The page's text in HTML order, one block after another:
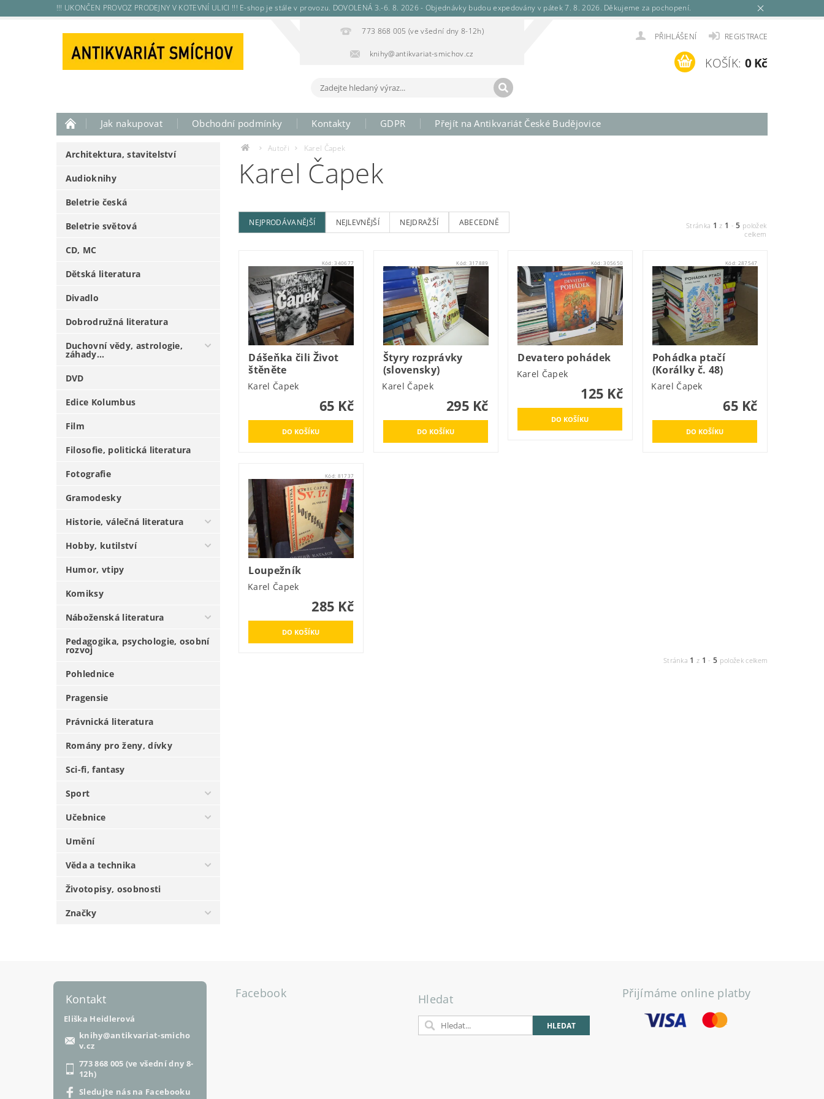
!!! UKONČEN PROVOZ PRODEJNY V KOTEVNÍ ULICI !!! E-shop je stále v provozu. DOVOLENÁ 3.-6. 8. 2026 - Objednávky budou expedovány v pátek 7. 8. 2026. Děkujeme za pochopení.
773 868 005 (ve všední dny 8-12h)
knihy@antikvariat-smichov.cz
PŘIHLÁŠENÍ REGISTRACE
KOŠÍK: 0 Kč
Jak nakupovat Obchodní podmínky Kontakty GDPR Přejít na Antikvariát České Budějovice
Architektura, stavitelství
Audioknihy
Beletrie česká
Beletrie světová
CD, MC
Dětská literatura
Divadlo
Dobrodružná literatura
Duchovní vědy, astrologie,
záhady...
DVD
Edice Kolumbus
Film
Filosofie, politická literatura
Fotografie
Gramodesky
Historie, válečná literatura
Hobby, kutilství
Humor, vtipy
Komiksy
Náboženská literatura
Pedagogika, psychologie, osobní
rozvoj
Pohlednice
Pragensie
Právnická literatura
Romány pro ženy, dívky
Sci-fi, fantasy
Sport
Učebnice
Umění
Věda a technika
Životopisy, osobnosti
Značky
Autoři Karel Čapek
Karel Čapek
NEJPRODÁVANĚJŠÍ NEJLEVNĚJŠÍ NEJDRAŽŠÍ ABECEDNĚ Stránka 1 z 1 -5 položek
celkem
Kód:340677
Dášeňka čili Život
štěněte
Karel Čapek
65 Kč
Kód: 317889
Štyry rozprávky
(slovensky)
Karel Čapek
295 Kč
Kód:305650
Devatero pohádek
Karel Čapek
125 Kč
Kód: 287547
Pohádka ptačí
(Korálky č. 48)
Karel Čapek
65 Kč
Kód: 81737
Loupežník
Karel Čapek
285 Kč
Stránka 1 z 1 -5 položek celkem
Kontakt
Eliška Heidlerová
knihy@antikvariat-smicho
v.cz
773 868 005 (ve všední dny 8-
12h)
Sledujte nás na Facebooku
Facebook Hledat Přijímáme online platby